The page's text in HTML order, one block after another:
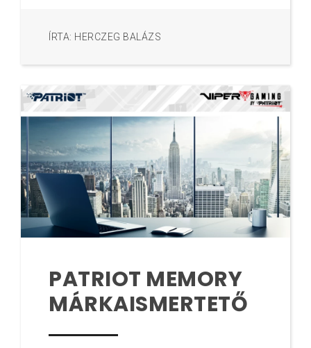
ÍRTA: HERCZEG BALÁZS
PATRIOT MEMORY
MÁRKAISMERTETŐ